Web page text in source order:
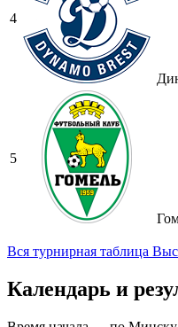
4
5
Вся турнирная таблица
Календарь и